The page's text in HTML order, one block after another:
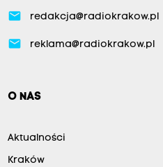
email redakcja@radiokrakow.pl
email reklama@radiokrakow.pl
O NAS
Aktualności
Kraków